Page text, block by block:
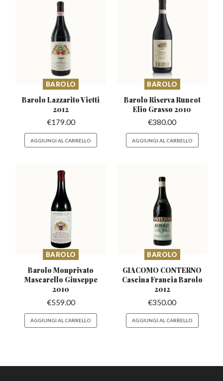
BAROLO
Barolo LazzaritoVietti
2012
€179.00
AGGIUNGI AL CARRELLO
BAROLO
Barolo Riserva Runcot
Elio Grasso 2010
€380.00
AGGIUNGI AL CARRELLO
BAROLO
Barolo Monprivato
Mascarello Giuseppe
2010
€559.00
AGGIUNGI AL CARRELLO
BAROLO
GIACOMO CONTERNO
Cascina Francia Barolo
2012
€350.00
AGGIUNGI AL CARRELLO